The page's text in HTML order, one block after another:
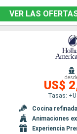
VER LAS
US$
Tasas:
Cocina refinada
Animaciones
Experiencia